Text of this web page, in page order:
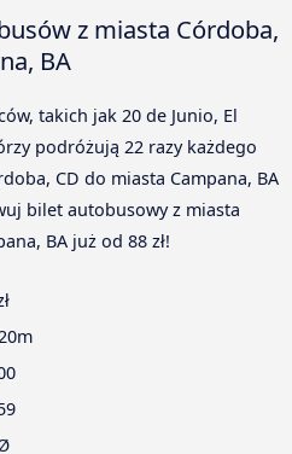
z miasta Córdoba,
BA
takich jak 20 de Junio, El
podróżują 22 razy każdego
CD do miasta Campana, BA
bilet autobusowy z miasta
BA już od 88 zł!